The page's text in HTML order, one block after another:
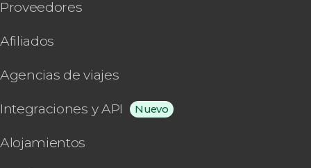
Proveedores
Afiliados
Agencias de viajes
Integraciones y API Nuevo
Alojamientos